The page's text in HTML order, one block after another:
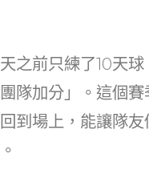
之前只練了10天
團隊加分」。這個
到場上，能讓隊